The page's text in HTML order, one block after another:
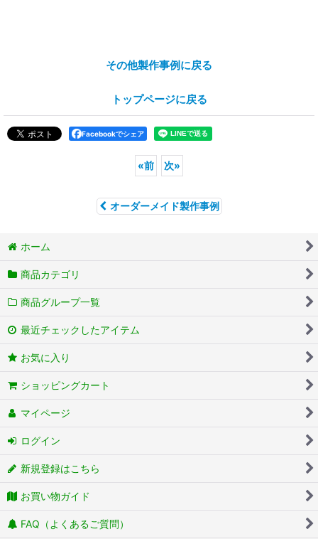
その他製作事例に戻る
トップページに戻る
Facebookでシェア
«前 次»
オーダーメイド製作事例
ホーム
商品カテゴリ
商品グループ一覧
最近チェックしたアイテム
お気に入り
ショッピングカート
マイページ
ログイン
新規登録はこちら
お買い物ガイド
FAQ（よくあるご質問）